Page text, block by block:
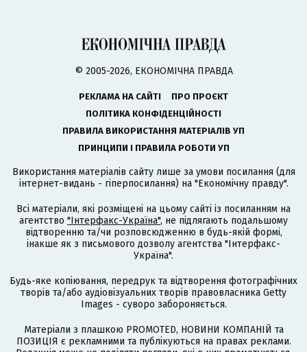
© 2005-2026, ЕКОНОМІЧНА ПРАВДА
РЕКЛАМА НА САЙТІ
ПРО ПРОЄКТ
ПОЛІТИКА КОНФІДЕНЦІЙНОСТІ
ПРАВИЛА ВИКОРИСТАННЯ МАТЕРІАЛІВ УП
ПРИНЦИПИ І ПРАВИЛА РОБОТИ УП
Використання матеріалів сайту лише за умови посилання (для
інтернет-видань - гіперпосилання) на "Економічну правду".
Всі матеріали, які розміщені на цьому сайті із посиланням на
агентство "Інтерфакс-Україна", не підлягають подальшому
відтворенню та/чи розповсюдженню в будь-якій формі,
інакше як з письмового дозволу агентства "Інтерфакс-
Україна".
Будь-яке копіювання, передрук та відтворення фотографічних
творів та/або аудіовізуальних творів правовласника Getty
Images - суворо забороняється.
Матеріали з плашкою PROMOTED, НОВИНИ КОМПАНІЙ та
ПОЗИЦІЯ є рекламними та публікуються на правах реклами.